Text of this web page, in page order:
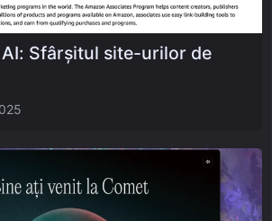
Sfârșitul site-urilor de